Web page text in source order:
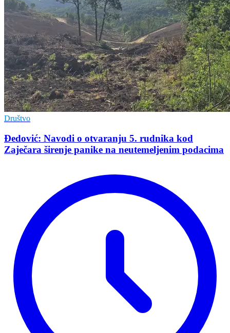
Društvo
Đedović: Navodi o otvaranju 5. rudnika kod
Zaječara širenje panike na neutemeljenim podacima